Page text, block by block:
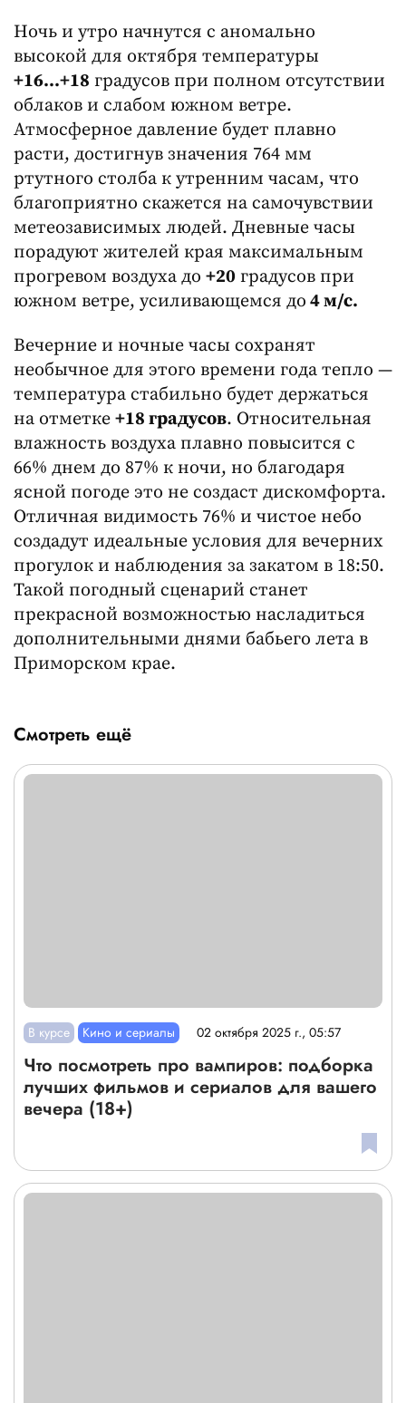
Ночь и утро начнутся с аномально
высокой для октября температуры
+16...+18 градусов при полном отсутствии
облаков и слабом южном ветре.
Атмосферное давление будет плавно
расти, достигнув значения 764 мм
ртутного столба к утренним часам, что
благоприятно скажется на самочувствии
метеозависимых людей. Дневные часы
порадуют жителей края максимальным
прогревом воздуха до +20 градусов при
южном ветре, усиливающемся до 4 м/с.
Вечерние и ночные часы сохранят
необычное для этого времени года тепло —
температура стабильно будет держаться
на отметке +18 градусов. Относительная
влажность воздуха плавно повысится с
66% днем до 87% к ночи, но благодаря
ясной погоде это не создаст дискомфорта.
Отличная видимость 76% и чистое небо
создадут идеальные условия для вечерних
прогулок и наблюдения за закатом в 18:50.
Такой погодный сценарий станет
прекрасной возможностью насладиться
дополнительными днями бабьего лета в
Приморском крае.
Смотреть ещё
В курсе Кино и сериалы 02 октября 2025 г., 05:57
Что посмотреть про вампиров: подборка
лучших фильмов и сериалов для вашего
вечера (18+)